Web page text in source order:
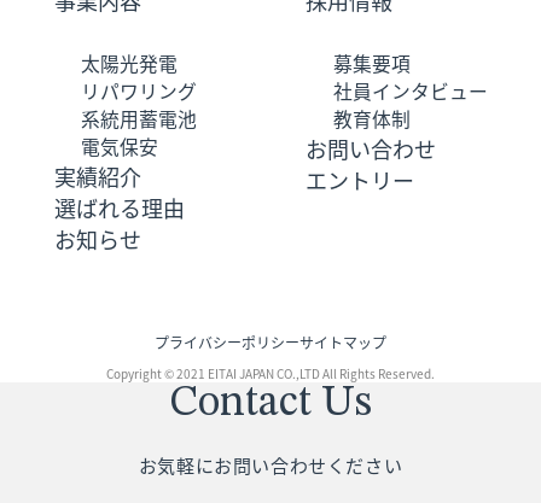
太陽光発電
リパワリング
系統用蓄電池
電気保安
実績紹介
選ばれる理由
お知らせ
募集要項
社員インタビュー
教育体制
お問い合わせ
エントリー
プライバシーポリシーサイトマップ
Copyright © 2021 EITAI JAPAN CO.,LTD All Rights Reserved.
Contact Us
お気軽にお問い合わせください